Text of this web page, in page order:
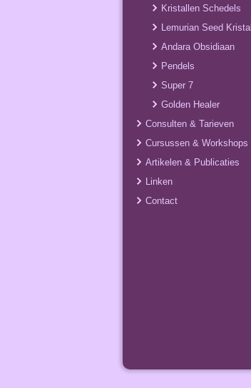
Kristallen Schedels
Lemurian Seed Kristal
Andara Obsidiaan
Pendels
Super 7
Golden Healer
Consulten & Tarieven
Cursussen & Workshops
Artikelen & Publicaties
Linken
Contact